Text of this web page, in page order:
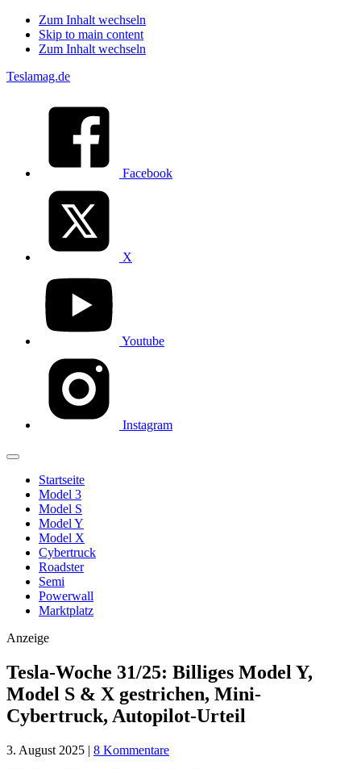
Zum Inhalt wechseln
Skip to main content
Zum Inhalt wechseln
Teslamag.de
Facebook
X
Youtube
Instagram
Startseite
Model 3
Model S
Model Y
Model X
Cybertruck
Roadster
Semi
Powerwall
Marktplatz
Anzeige
Tesla-Woche 31/25: Billiges Model Y,
Model S & X gestrichen, Mini-
Cybertruck, Autopilot-Urteil
3. August 2025 | 8 Kommentare